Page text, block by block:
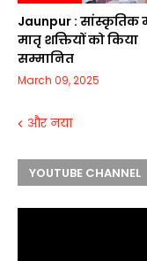
Jaunpur :​ सांस्कृतिक
मातृ शक्तियों को किया
सम्मानित
March 09, 2025
और नया
YOUTUBE CHANNEL